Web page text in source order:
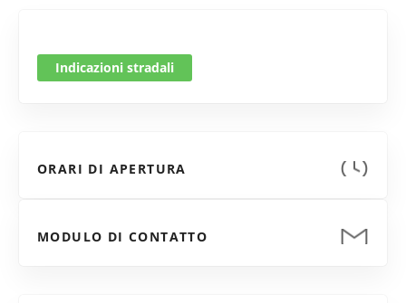
Indicazioni stradali
ORARI DI APERTURA
MODULO DI CONTATTO